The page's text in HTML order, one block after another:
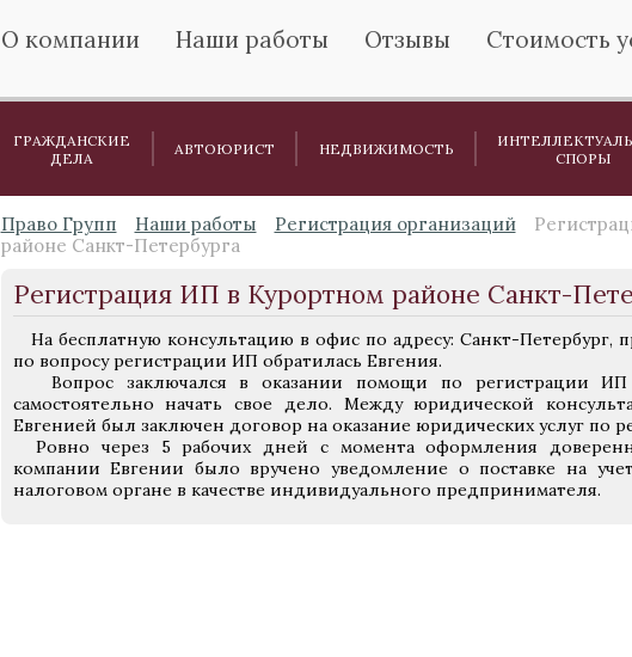
О компании Наши работы Отзывы Стоимость
ГРАЖДАНСКИЕ
ДЕЛА
АВТОЮРИСТ НЕДВИЖИМОСТЬ
СПОРЫ
Право Групп Наши работы Регистрация организаций
районе Санкт-Петербурга
Регистрация ИП в Курортном районе Санкт-
На бесплатную консультацию в офис по адресу: Санкт-Петербург,
по вопросу регистрации ИП обратилась Евгения.
Вопрос заключался в оказании помощи по регистрации
самостоятельно начать свое дело. Между юридической
Евгенией был заключен договор на оказание юридических услуг по
Ровно через 5 рабочих дней с момента оформления
компании Евгении было вручено уведомление о поставке на
налоговом органе в качестве индивидуального предпринимателя.